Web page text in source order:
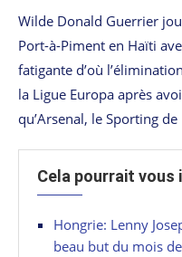
Wilde Donald Guerrier
Port-à-Piment en Haïti
fatigante d’où
la Ligue Europa après
qu’Arsenal, le Sporting
Cela pourrait vous
Hongrie: Lenny
beau but du mois